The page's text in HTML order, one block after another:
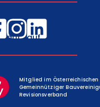
EGWEGW
auf auf
Mitglied im Österreichischen
Gemeinnütziger
Revisionsverband